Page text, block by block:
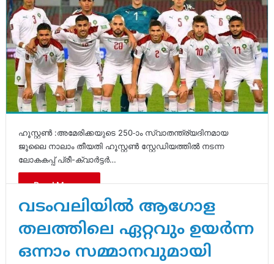
ഹൂസ്റ്റൺ :അമേരിക്കയുടെ 250-ാം സ്വാതന്ത്ര്യദിനമായ
ജൂലൈ നാലാം തീയതി ഹൂസ്റ്റൺ സ്റ്റേഡിയത്തിൽ നടന്ന
ലോകകപ്പ് പ്രീ-ക്വാർട്ടർ…
Read More »
വടംവലിയിൽ ആഗോള
തലത്തിലെ ഏറ്റവും ഉയർന്ന
ഒന്നാം സമ്മാനവുമായി